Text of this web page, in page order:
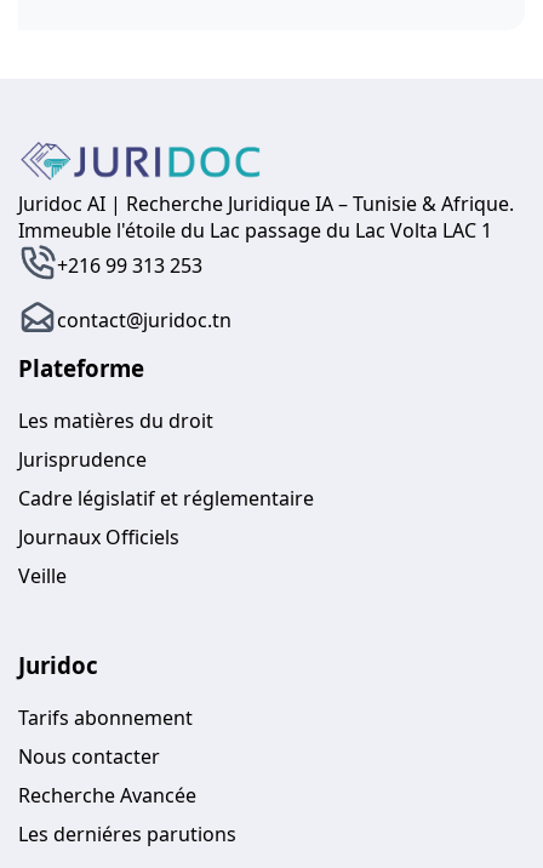
Juridoc AI | Recherche Juridique IA – Tunisie & Afrique.
Immeuble l'étoile du Lac passage du Lac Volta LAC 1
+216 99 313 253
contact@juridoc.tn
Plateforme
Les matières du droit
Jurisprudence
Cadre législatif et réglementaire
Journaux Officiels
Veille
Juridoc
Tarifs abonnement
Nous contacter
Recherche Avancée
Les derniéres parutions